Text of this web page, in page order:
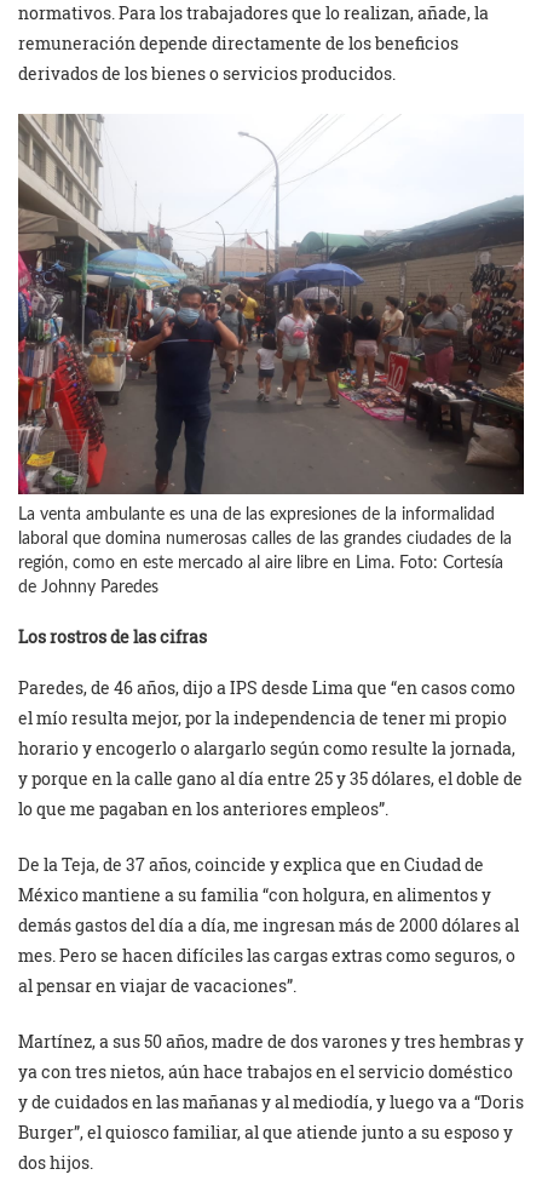
normativos. Para los trabajadores que lo realizan, añade, la
remuneración depende directamente de los beneficios
derivados de los bienes o servicios producidos.
La venta ambulante es una de las expresiones de la informalidad
laboral que domina numerosas calles de las grandes ciudades de la
región, como en este mercado al aire libre en Lima. Foto: Cortesía
de Johnny Paredes
Los rostros de las cifras
Paredes, de 46 años, dijo a IPS desde Lima que “en casos como
el mío resulta mejor, por la independencia de tener mi propio
horario y encogerlo o alargarlo según como resulte la jornada,
y porque en la calle gano al día entre 25 y 35 dólares, el doble de
lo que me pagaban en los anteriores empleos”.
De la Teja, de 37 años, coincide y explica que en Ciudad de
México mantiene a su familia “con holgura, en alimentos y
demás gastos del día a día, me ingresan más de 2000 dólares al
mes. Pero se hacen difíciles las cargas extras como seguros, o
al pensar en viajar de vacaciones”.
Martínez, a sus 50 años, madre de dos varones y tres hembras y
ya con tres nietos, aún hace trabajos en el servicio doméstico
y de cuidados en las mañanas y al mediodía, y luego va a “Doris
Burger”, el quiosco familiar, al que atiende junto a su esposo y
dos hijos.